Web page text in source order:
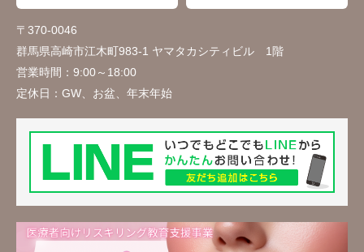
〒370-0046
群馬県高崎市江木町983-1 ヤマタカシティビル 1階
営業時間： 9:00～18:00
定休日： GW、お盆、年末年始